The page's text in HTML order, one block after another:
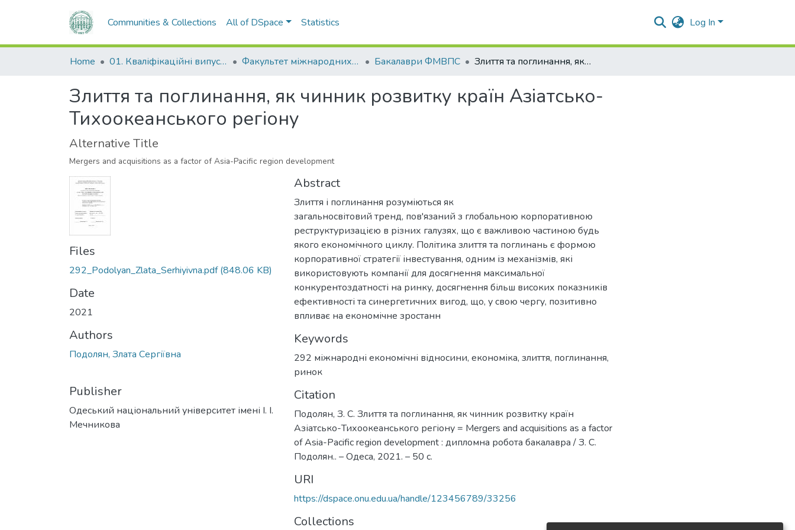
Communities & Collections All of DSpace Statistics Log In
Home 01. Кваліфікаційні випускні роботи здобувачів вищої освіти Факультет міжнародних відносин, політології та соціології Бакалаври ФМВПС Злиття та поглинання, як чинник розвитку країн Азіатсько-Тихоокеанського регіону
Злиття та поглинання, як чинник розвитку країн Азіатсько-
Тихоокеанського регіону
Alternative Title
Mergers and acquisitions as a factor of Asia-Pacific region development
Files
292_Podolyan_Zlata_Serhiyivna.pdf(848.06 KB)
Date
2021
Authors
Подолян, Злата Сергіївна
Publisher
Одеський національний університет імені І. І.
Мечникова
Abstract
Злиття і поглинання розуміються як
загальносвітовий тренд, пов'язаний з глобальною корпоративною
реструктуризацією в різних галузях, що є важливою частиною будь
якого економічного циклу. Політика злиття та поглинань є формою
корпоративної стратегії інвестування, одним із механізмів, які
використовують компанії для досягнення максимальної
конкурентоздатності на ринку, досягнення більш високих показників
ефективності та синергетичних вигод, що, у свою чергу, позитивно
впливає на економічне зростанн
Keywords
292 міжнародні економічні відносини, економіка, злиття, поглинання,
ринок
Citation
Подолян, З. С. Злиття та поглинання, як чинник розвитку країн
Азіатсько-Тихоокеанського регіону = Mergers and acquisitions as a factor
of Asia-Pacific region development : дипломна робота бакалавра / З. С.
Подолян.. – Одеса, 2021. – 50 с.
URI
https://dspace.onu.edu.ua/handle/123456789/33256
Collections